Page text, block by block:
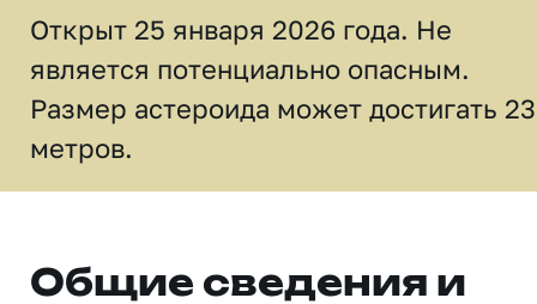
Открыт 25 января 2026 года. Не
является потенциально опасным.
Размер астероида может достигать 23
метров.
Общие сведения и